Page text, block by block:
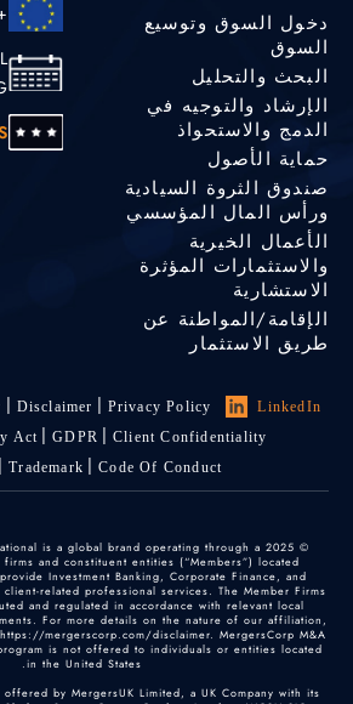
دخول السوق وتوسيع
السوق
البحث والتحليل
الإرشاد والتوجيه في
الدمج والاستحواذ
حماية الأصول
صندوق الثروة السيادية
ورأس المال المؤسسي
الأعمال الخيرية
والاستثمارات المؤثرة
الاستشارية
الإقامة/المواطنة عن
طريق الاستثمار
6670
LinkedIn
Privacy Policy
Disclaimer
Client Confidentiality
GDPR
Act
Code Of Conduct
Trademark
is a global brand operating through a
and constituent entities (“Members”) located
Investment Banking, Corporate Finance, and
related professional services. The Member Firms
and regulated in accordance with relevant local
For more details on the nature of our affiliation,
mergerscorp.com/disclaimer. MergersCorp M&A
is not offered to individuals or entities located
in the United States.
by MergersUK Limited, a UK Company with its